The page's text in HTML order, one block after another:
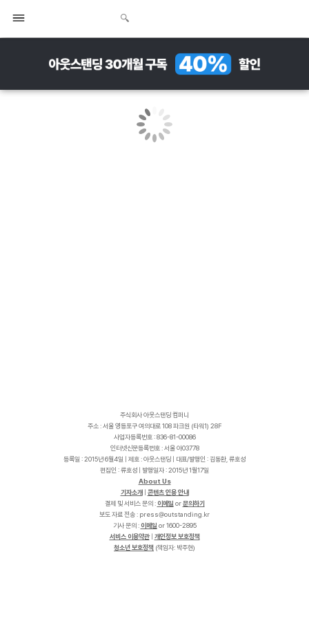
주식회사 아웃스탠딩 컴퍼니
주소 : 서울 영등포구 여의대로 108 파크원 (타워1) 28F
사업자등록번호 : 836-81-00086
인터넷신문등록번호 : 서울 아03778
등록일 : 2015년 6월4일 | 제호 : 아웃스탠딩 | 대표/발행인 : 김동환, 류호성
편집인 : 류호성 | 발행일자 : 2015년 1월17일
About Us
기자소개
콘텐츠 인용 안내
결제 및 서비스 문의 : 이메일 or문의하기
보도 자료 전송 :
r
k
.
g
n
i
d
n
a
t
s
t
u
o
@
s
s
e
r
p
기사 문의 : 이메일 or 1600-2895
서비스 이용약관| 개인정보 보호정책
청소년 보호정책 (책임자: 박주현)